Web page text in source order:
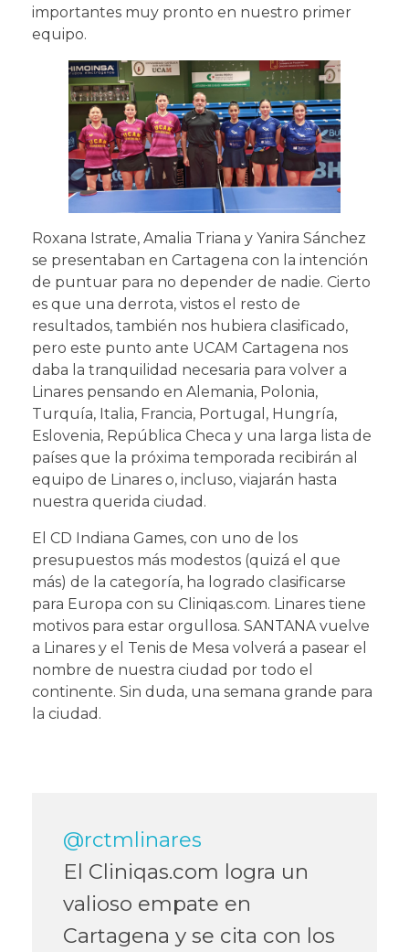
importantes muy pronto en nuestro primer
equipo.
Roxana Istrate, Amalia Triana y Yanira Sánchez
se presentaban en Cartagena con la intención
de puntuar para no depender de nadie. Cierto
es que una derrota, vistos el resto de
resultados, también nos hubiera clasificado,
pero este punto ante UCAM Cartagena nos
daba la tranquilidad necesaria para volver a
Linares pensando en Alemania, Polonia,
Turquía, Italia, Francia, Portugal, Hungría,
Eslovenia, República Checa y una larga lista de
países que la próxima temporada recibirán al
equipo de Linares o, incluso, viajarán hasta
nuestra querida ciudad.
El CD Indiana Games, con uno de los
presupuestos más modestos (quizá el que
más) de la categoría, ha logrado clasificarse
para Europa con su Cliniqas.com. Linares tiene
motivos para estar orgullosa. SANTANA vuelve
a Linares y el Tenis de Mesa volverá a pasear el
nombre de nuestra ciudad por todo el
continente. Sin duda, una semana grande para
la ciudad.
@rctmlinares
El Cliniqas.com logra un
valioso empate en
Cartagena y se cita con los